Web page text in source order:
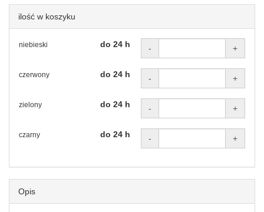
ilość w koszyku
niebieski do 24 h - +
czerwony do 24 h - +
zielony do 24 h - +
czarny do 24 h - +
Opis